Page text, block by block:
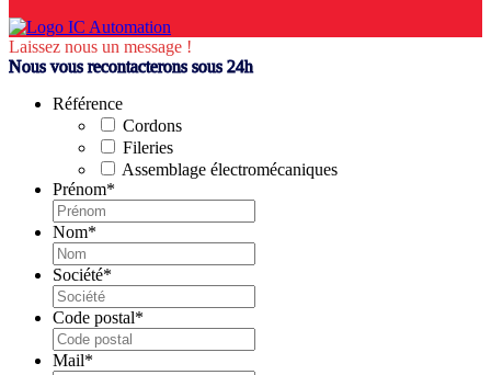
Laissez nous un message !
Nous vous recontacterons sous 24h
Référence
Cordons
Fileries
Assemblage électromécaniques
Prénom*
Nom*
Société*
Code postal*
Mail*